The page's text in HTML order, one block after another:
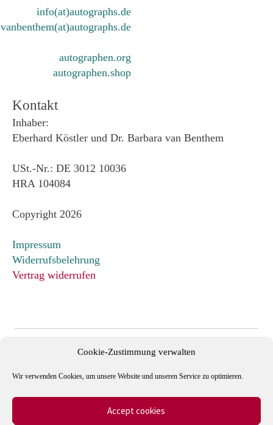
Cookie-Zustimmung verwalten
Wir verwenden Cookies, um unsere Website und unseren Service zu optimieren.
Accept cookies
info(at)autographs.de
vanbenthem(at)autographs.de
autographen.org
autographen.shop
Kontakt
Inhaber:
Eberhard Köstler und Dr. Barbara van Benthem
USt.-Nr.: DE 3012 10036
HRA 104084
Copyright 2026
Impressum
Widerrufsbelehrung
Vertrag widerrufen